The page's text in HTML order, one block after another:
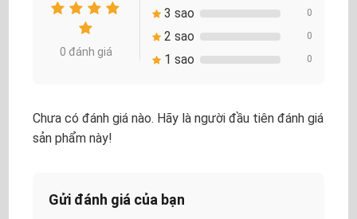
0 đánh giá
3 sao 0
2 sao 0
1 sao 0
Chưa có đánh giá nào. Hãy là người đầu tiên đánh giá
sản phẩm này!
Gửi đánh giá của bạn